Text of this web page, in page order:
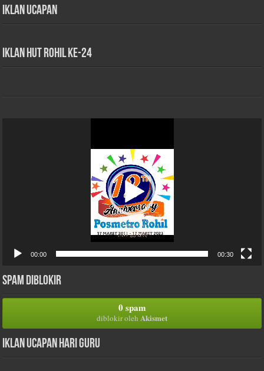
Iklan Ucapan
iklan HUT Rohil Ke-24
00:00 00:30
Spam Diblokir
0 spam
diblokir oleh Akismet
Iklan Ucapan Hari Guru